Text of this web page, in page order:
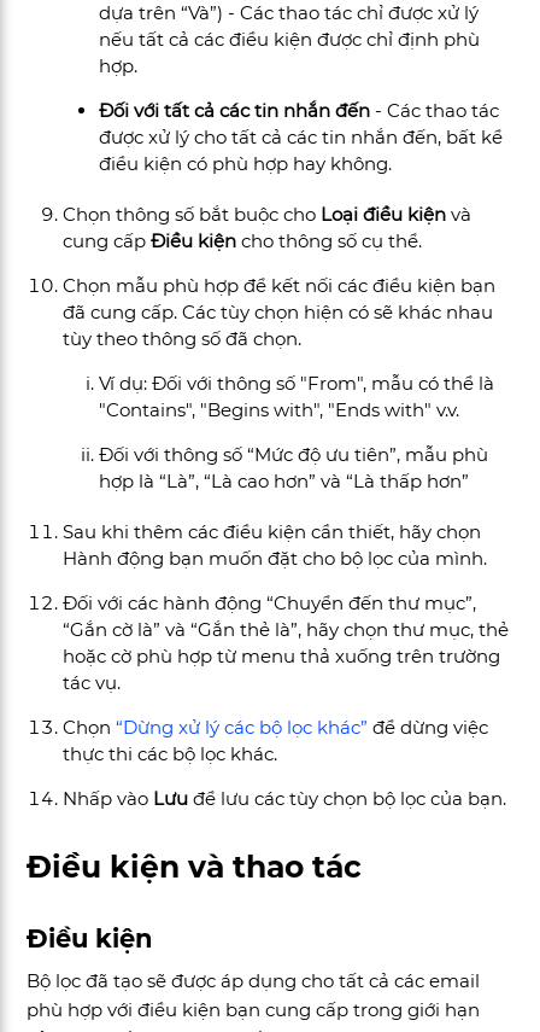
dựa trên “Và”) - Các thao tác chỉ được xử lý
nếu tất cả các điều kiện được chỉ định phù
hợp.
Đối với tất cả các tin nhắn đến - Các thao tác
được xử lý cho tất cả các tin nhắn đến, bất kể
điều kiện có phù hợp hay không.
Chọn thông số bắt buộc cho Loại điều kiện và
cung cấpĐiều kiện cho thông số cụ thể.
Chọn mẫu phù hợp để kết nối các điều kiện bạn
đã cung cấp. Các tùy chọn hiện có sẽ khác nhau
tùy theo thông số đã chọn.
Ví dụ: Đối với thông số "From", mẫu có thể là
"Contains", "Begins with", "Ends with" v.v.
Đối với thông số “Mức độ ưu tiên”, mẫu phù
hợp là “Là”, “Là cao hơn” và “Là thấp hơn”
Sau khi thêm các điều kiện cần thiết, hãy chọn
Hành động bạn muốn đặt cho bộ lọc của mình.
Đối với các hành động “Chuyển đến thư mục”,
“Gắn cờ là” và “Gắn thẻ là”, hãy chọn thư mục, thẻ
hoặc cờ phù hợp từ menu thả xuống trên trường
tác vụ.
Chọn“Dừng xử lý các bộ lọc khác” để dừng việc
thực thi các bộ lọc khác.
Nhấp vào Lưu để lưu các tùy chọn bộ lọc của bạn.
Điều kiện và thao tác
Điều kiện
Bộ lọc đã tạo sẽ được áp dụng cho tất cả các email
phù hợp với điều kiện bạn cung cấp trong giới hạn